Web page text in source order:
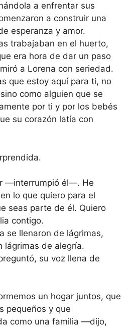
a enfrentar sus
a construir una
esperanza y amor.
trabajaban en el huerto,
era hora de dar un paso
a Lorena con seriedad.
que estoy aquí para ti, no
como alguien que se
por ti y por los bebés
su corazón latía con
—interrumpió él—. He
lo que quiero para el
seas parte de él. Quiero
contigo.
se llenaron de lágrimas,
lágrimas de alegría.
su voz llena de
un hogar juntos, que
pequeños y que
como una familia —dijo,